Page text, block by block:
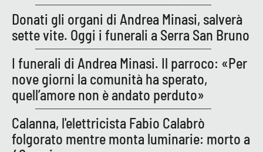
Cosenza
Lamezia Terme
PROGETTI
SPECIALI
Buona Sanità Calabria
Donati gli organi di Andrea Minasi, salverà
sette vite. Oggi i funerali a Serra San Bruno
I funerali di Andrea Minasi. Il parroco: «Per
nove giorni la comunità ha sperato,
quell’amore non è andato perduto»
Calanna, l'elettricista Fabio Calabrò
folgorato mentre monta luminarie: morto a